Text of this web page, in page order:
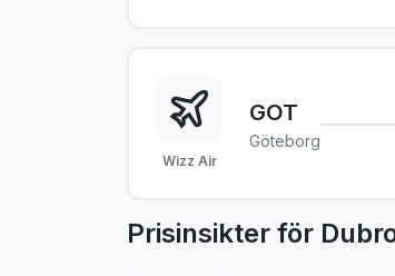
Wizz Air
GOT
Göteborg
Prisinsikter för